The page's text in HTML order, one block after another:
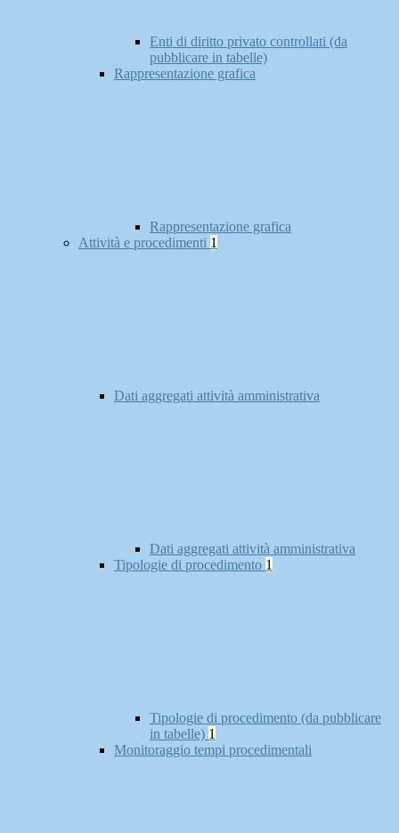
Enti di diritto privato controllati (da
pubblicare in tabelle)
Rappresentazione grafica
Rappresentazione grafica
Attività e procedimenti 1
Dati aggregati attività amministrativa
Dati aggregati attività amministrativa
Tipologie di procedimento 1
Tipologie di procedimento (da pubblicare
in tabelle) 1
Monitoraggio tempi procedimentali